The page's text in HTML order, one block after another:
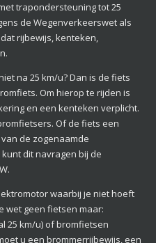
trapondersteuning tot 25
de Wegenverkeerswet als
rijbewijs, kenteken,
na 25 km/u? Dan is de fiets
Om hierop te rijden is
en een kenteken verplicht.
Of de fiets een
de zogenaamde
dit navragen bij de
waarbij je niet hoeft
wet geen fietsen maar:
25 km/u) of bromfietsen
u een brommerrijbewijs, een